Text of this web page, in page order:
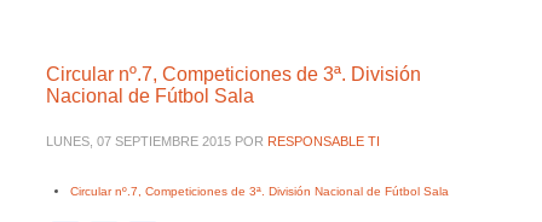
Circular nº.7, Competiciones de 3ª. División
Nacional de Fútbol Sala
LUNES, 07 SEPTIEMBRE 2015 POR RESPONSABLE TI
Circular nº.7, Competiciones de 3ª. División Nacional de Fútbol Sala